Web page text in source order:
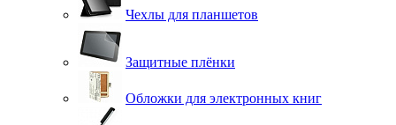
Чехлы для планшетов
Защитные плёнки
Обложки для электронных книг